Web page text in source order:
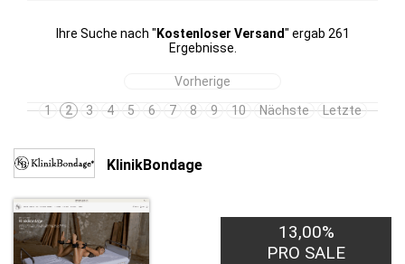
Ihre Suche nach " Kostenloser Versand" ergab 261
Ergebnisse.
Vorherige
1
2 3 4 5 6 7 8 9 10 Nächste Letzte
KlinikBondage
13,00%
PRO SALE